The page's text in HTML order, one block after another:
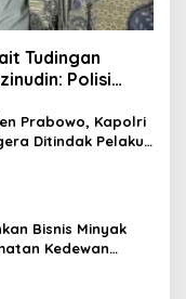
Tudingan
Polisi
Prabowo, Kapolri
Ditindak Pelaku
Bisnis Minyak
Kedewan